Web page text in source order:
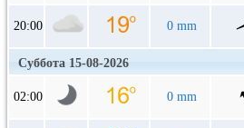
20:00 0 mm
Суббота 15-08-2026
02:00 0 mm